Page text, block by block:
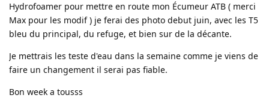
Hydrofoamer pour mettre en route mon Écumeur ATB ( merci
Max pour les modif ) je ferai des photo debut juin, avec les T5
bleu du principal, du refuge, et bien sur de la décante.
Je mettrais les teste d'eau dans la semaine comme je viens de
faire un changement il serai pas fiable.
Bon week a tousss